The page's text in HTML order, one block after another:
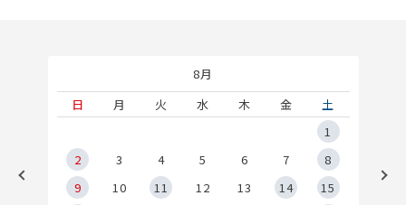
8月
日
月 火 水 木 金
土
1
2
3 4 5 6 7
8
9
10 11 12 13 14
15